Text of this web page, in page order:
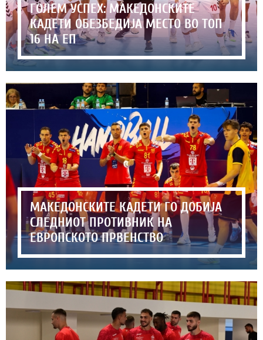
ГОЛЕМ УСПЕХ: МАКЕДОНСКИТЕ
КАДЕТИ ОБЕЗБЕДИЈА МЕСТО ВО ТОП
16 НА ЕП
МАКЕДОНСКИТЕ КАДЕТИ ГО ДОБИЈА
СЛЕДНИОТ ПРОТИВНИК НА
ЕВРОПСКОТО ПРВЕНСТВО